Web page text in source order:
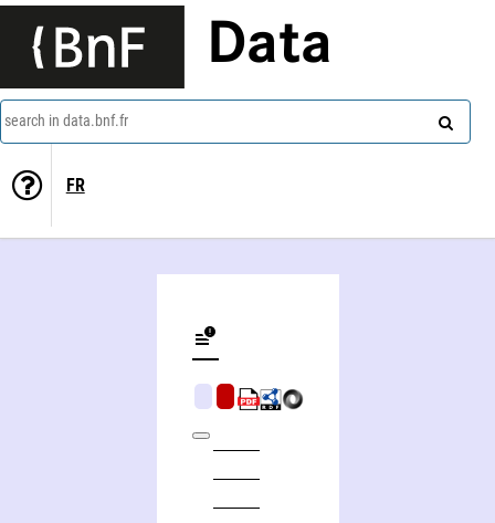
Data
search in data.bnf.fr
FR